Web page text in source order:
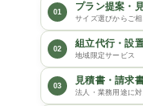
01 プラン提案・
サイズ選びからご
02 組立代行・設
地域限定サービス
03 見積書・請求
法人・業務用途に